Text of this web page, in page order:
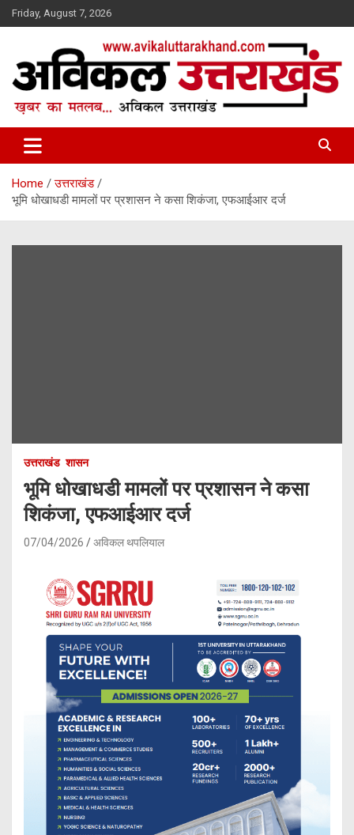
Skip
to
Friday, August 7, 2026
Avikal Uttarakhand
Home
उत्तराखंड
भूमि धोखाधडी मामलों पर प्रशासन ने कसा शिकंजा, एफआईआर दर्ज
उत्तराखंड शासन
भूमि धोखाधडी मामलों पर प्रशासन ने कसा
शिकंजा, एफआईआर दर्ज
07/04/2026 अविकल थपलियाल